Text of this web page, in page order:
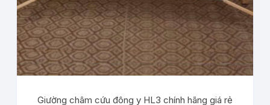
Giường châm cứu đông y HL3 chính hãng giá rẻ